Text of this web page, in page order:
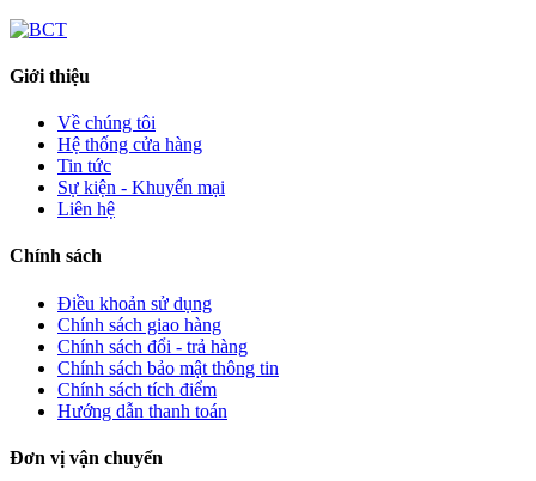
Giới thiệu
Về chúng tôi
Hệ thống cửa hàng
Tin tức
Sự kiện - Khuyến mại
Liên hệ
Chính sách
Điều khoản sử dụng
Chính sách giao hàng
Chính sách đổi - trả hàng
Chính sách bảo mật thông tin
Chính sách tích điểm
Hướng dẫn thanh toán
Đơn vị vận chuyển